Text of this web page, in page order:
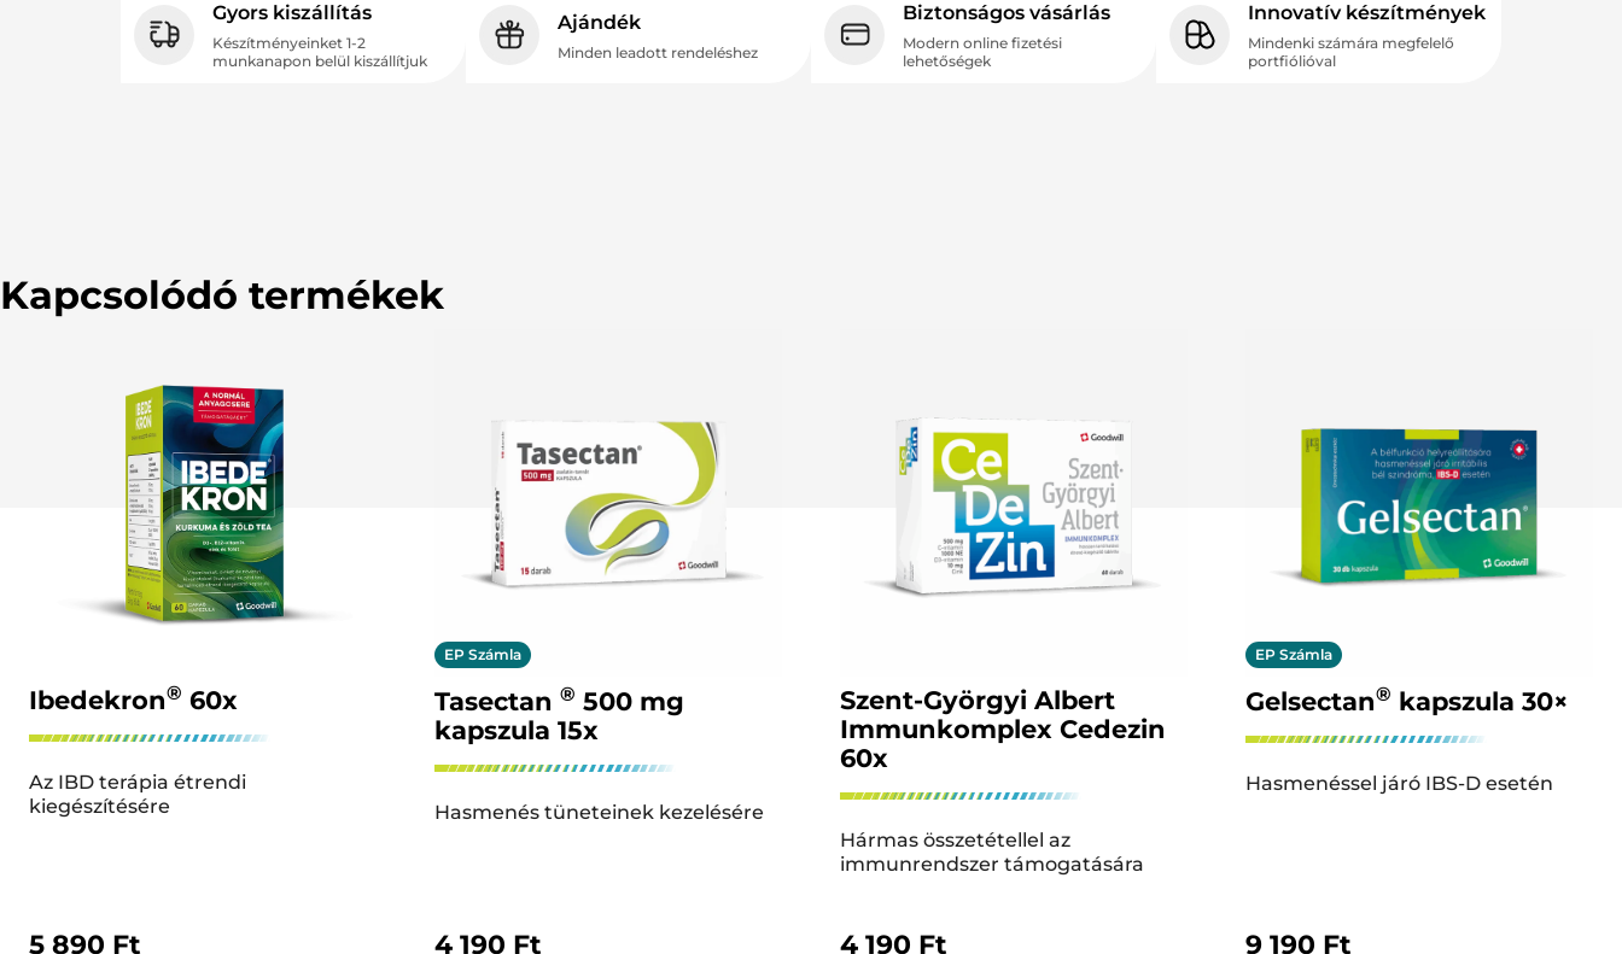
Gyors kiszállítás
Készítményeinket 1-2
munkanapon belül kiszállítjuk
Ajándék
Minden leadott rendeléshez
Biztonságos vásárlás
Modern online fizetési
lehetőségek
Innovatív készítmények
Mindenki számára megfelelő
portfiólióval
Kapcsolódó termékek
Ibedekron® 60x
Az IBD terápia étrendi
kiegészítésére
5 890 Ft
EP Számla
Tasectan ® 500 mg
kapszula 15x
Hasmenés tüneteinek kezelésére
4 190 Ft
Szent-Györgyi Albert
Immunkomplex Cedezin
60x
Hármas összetétellel az
immunrendszer támogatására
4 190 Ft
EP Számla
Gelsectan® kapszula 30×
Hasmenéssel járó IBS-D esetén
9 190 Ft